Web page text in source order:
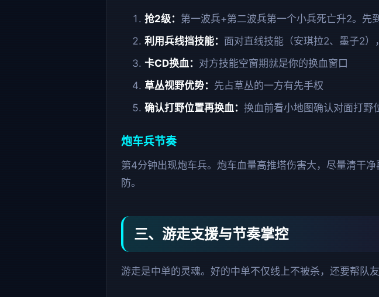
抢2级： 第一波兵+第二波兵第一个小兵死亡升2。先
利用兵线挡技能： 面对直线技能（安琪拉2、墨子2）
卡CD换血： 对方技能空窗期就是你的换血窗口
草丛视野优势： 先占草丛的一方有先手权
确认打野位置再换血： 换血前看小地图确认对面打野
炮车兵节奏
第4分钟出现炮车兵。炮车血量高推塔伤害大，尽量清干
防。
三、游走支援与节奏掌控
游走是中单的灵魂。好的中单不仅线上不被杀，还要帮队友